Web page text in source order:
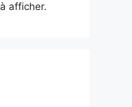
afficher.